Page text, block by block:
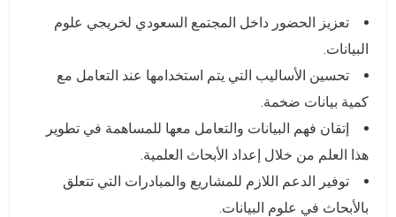
تعزيز الحضور داخل المجتمع السعودي لخريجي علوم
البيانات.
تحسين الأساليب التي يتم استخدامها عند التعامل مع
كمية بيانات ضخمة.
إتقان فهم البيانات والتعامل معها للمساهمة في تطوير
هذا العلم من خلال إعداد الأبحاث العلمية.
توفير الدعم اللازم للمشاريع والمبادرات التي تتعلق
بالأبحاث في علوم البيانات.